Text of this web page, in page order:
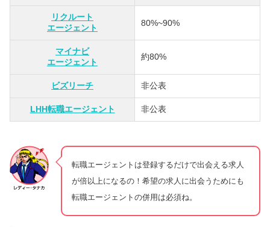
リクルート
エージェント
80%~90%
マイナビ
エージェント
約80%
ビズリーチ 非公表
LHH転職エージェント 非公表
転職エージェントは登録するだけで出会える求人
が倍以上になるの！希望の求人に出会うためにも
転職エージェントの併用は必須ね。